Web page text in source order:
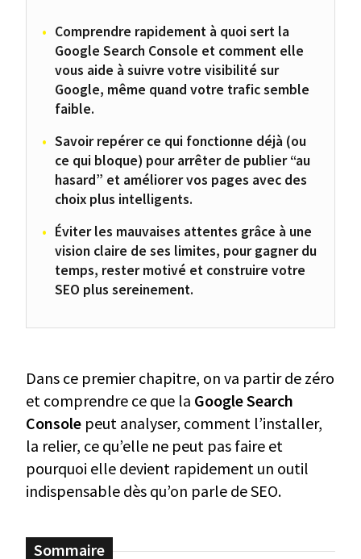
Comprendre rapidement à quoi sert la
Google Search Console et comment elle
vous aide à suivre votre visibilité sur
Google, même quand votre trafic semble
faible.
Savoir repérer ce qui fonctionne déjà (ou
ce qui bloque) pour arrêter de publier “au
hasard” et améliorer vos pages avec des
choix plus intelligents.
Éviter les mauvaises attentes grâce à une
vision claire de ses limites, pour gagner du
temps, rester motivé et construire votre
SEO plus sereinement.
Dans ce premier chapitre, on va partir de zéro
et comprendre ce que la Google Search
Console peut analyser, comment l’installer,
la relier, ce qu’elle ne peut pas faire et
pourquoi elle devient rapidement un outil
indispensable dès qu’on parle de SEO.